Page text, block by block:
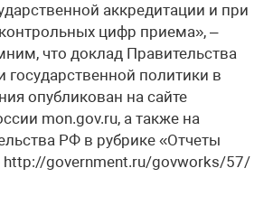
аккредитации и при
цифр приема», –
что доклад Правительства
государственной политики в
опубликован на сайте
mon.gov.ru, а также на
РФ в рубрике «Отчеты
http://government.ru/govworks/57/